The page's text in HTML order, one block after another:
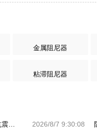
金属阻尼器
粘滞阻尼器
建筑隔震建筑的橡胶隔震支座厂家 建筑高阻尼抗震支座厂家 隔震支座LNR700源头工厂 2026/8/7 9:30:08